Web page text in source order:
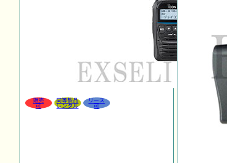
販売
可
同等製品
レンタル
リース
可